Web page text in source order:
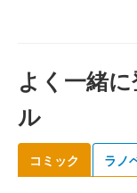
よく一緒
ル
コミック ラノ